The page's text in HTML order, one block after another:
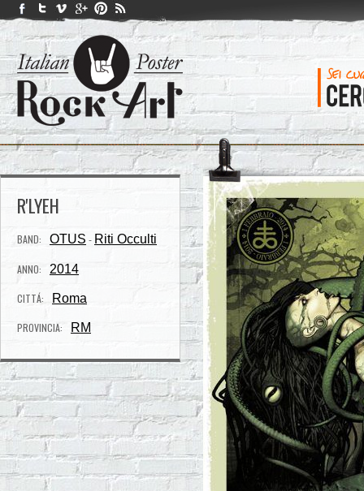
R'LYEH
BAND: OTUS - Riti Occulti
ANNO: 2014
CITTÁ: Roma
PROVINCIA: RM